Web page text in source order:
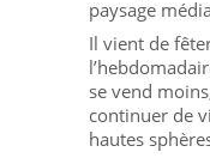
paysage
Il vient de
se vend
continuer de
hautes